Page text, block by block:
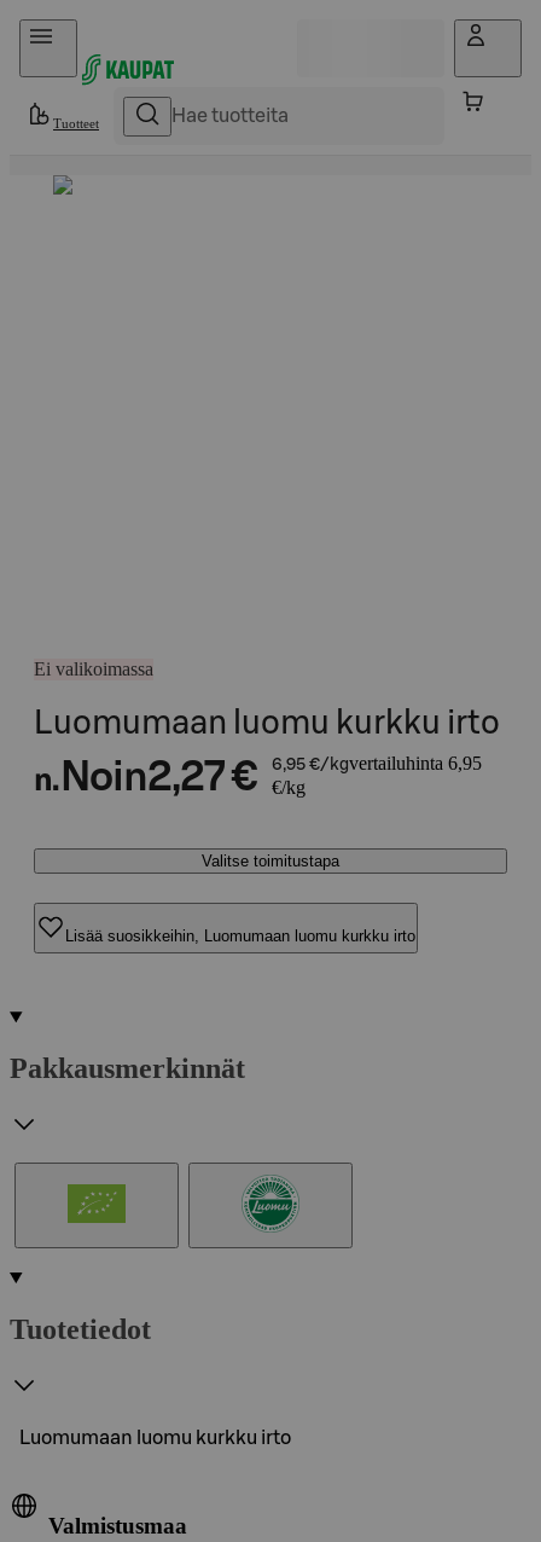
Hyppää sisältöön
Tuotteet
Ei valikoimassa
Luomumaan luomu kurkku irto
n. Noin2,27 € 6,95 €/kgvertailuhinta 6,95
€/kg
Valitse toimitustapa
Lisää suosikkeihin, Luomumaan luomu kurkku irto
Pakkausmerkinnät
Tuotetiedot
Luomumaan luomu kurkku irto
Valmistusmaa